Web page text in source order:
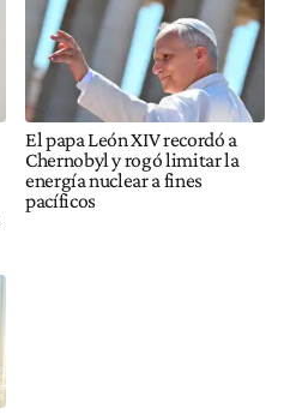
El papa León XIV recordó a
Chernobyl y rogó limitar la
energía nuclear a fines
pacíficos